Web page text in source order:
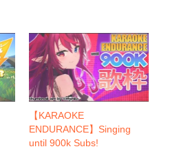
【KARAOKE
ENDURANCE】Singing
until 900k Subs!